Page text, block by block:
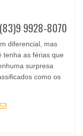
9928-8070
diferencial, mas
tenha as férias que
surpresa
como os